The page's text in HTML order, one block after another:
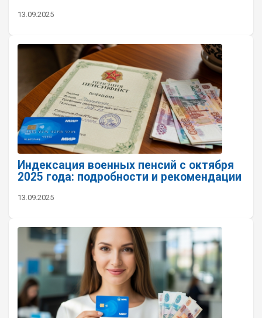
13.09.2025
Индексация военных пенсий с октября
2025 года: подробности и рекомендации
13.09.2025